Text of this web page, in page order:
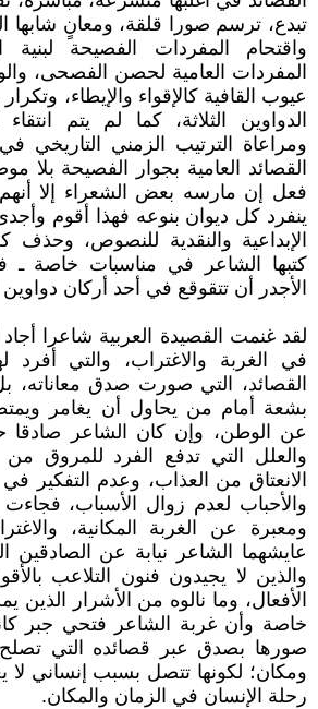
تبدع، ترسم صورا قلقة، ومعانٍ شابها
واقتحام المفردات الفصيحة لبنية
المفردات العامية لحصن الفصحى،
عيوب القافية كالإقواء والإيطاء،
الدواوين الثلاثة، كما لم يتم انتقاء
ومراعاة الترتيب الزمني التاريخي في
القصائد العامية بجوار الفصيحة بلا
فعل إن مارسه بعض الشعراء إلا
ينفرد كل ديوان بنوعه فهذا أقوم
الإبداعية والنقدية للنصوص، وحذف
كتبها الشاعر في مناسبات خاصة ـ
الأجدر أن تتقوقع في أحد أركان دواوين
لقد غنمت القصيدة العربية شاعرا
في الغربة والاغتراب، والتي أفرد
القصائد، التي صورت صدق
بشعة أمام من يحاول أن يغامر
عن الوطن، وإن كان الشاعر صادقا
والعلل التي تدفع الفرد للمروق
الانعتاق من العذاب، وعدم التفكير
والأحباب لعدم زوال الأسباب،
ومعبرة عن الغربة المكانية،
عايشهما الشاعر نيابة عن الصادقين
والذين لا يجيدون فنون التلاعب
الأفعال، وما نالوه من الأشرار الذين
خاصة وأن غربة الشاعر فتحي جبر
صورها بصدق عبر قصائده التي
ومكان؛ لكونها تتصل بسبب إنساني لا
رحلة الإنسان في الزمان والمكان.